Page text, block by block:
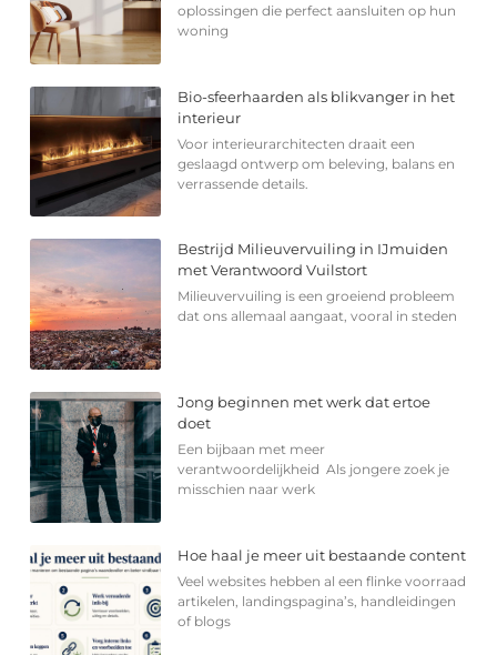
oplossingen die perfect aansluiten op hun
woning
Bio-sfeerhaarden als blikvanger in het
interieur
Voor interieurarchitecten draait een
geslaagd ontwerp om beleving, balans en
verrassende details.
Bestrijd Milieuvervuiling in IJmuiden
met Verantwoord Vuilstort
Milieuvervuiling is een groeiend probleem
dat ons allemaal aangaat, vooral in steden
Jong beginnen met werk dat ertoe
doet
Een bijbaan met meer
verantwoordelijkheid Als jongere zoek je
misschien naar werk
Hoe haal je meer uit bestaande content
Veel websites hebben al een flinke voorraad
artikelen, landingspagina’s, handleidingen
of blogs